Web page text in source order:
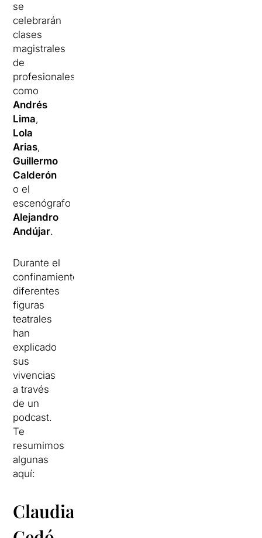
se
celebrarán
clases
magistrales
de
profesionales
como
Andrés
Lima,
Lola
Arias,
Guillermo
Calderón
o el
escenógrafo
Alejandro
Andújar.
Durante el
confinamiento
diferentes
figuras
teatrales
han
explicado
sus
vivencias
a través
de un
podcast.
Te
resumimos
algunas
aquí:
Claudia